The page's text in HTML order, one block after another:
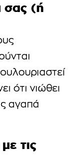
σας (ή
ότι νιώθει
αγαπά
τις